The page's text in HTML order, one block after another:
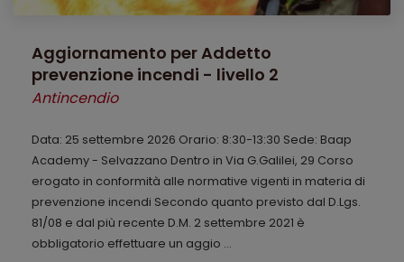
Aggiornamento per Addetto
prevenzione incendi - livello 2
Antincendio
Data: 25 settembre 2026 Orario: 8:30-13:30 Sede: Baap
Academy - Selvazzano Dentro in Via G.Galilei, 29 Corso
erogato in conformità alle normative vigenti in materia di
prevenzione incendi Secondo quanto previsto dal D.Lgs.
81/08 e dal più recente D.M. 2 settembre 2021 è
obbligatorio effettuare un aggio ...